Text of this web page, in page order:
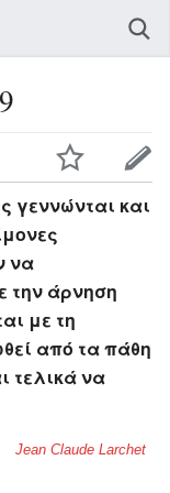
γεννώνται και
να
την άρνηση
με τη
από τα πάθη
τελικά να
Jean Claude Larchet